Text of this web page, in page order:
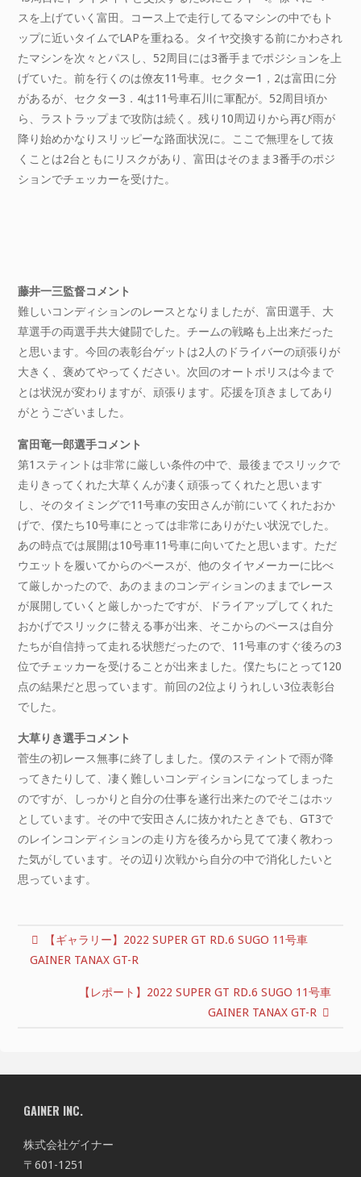
スを上げていく富田。コース上で走行してるマシンの中でもト
ップに近いタイムでLAPを重ねる。タイヤ交換する前にかわされ
たマシンを次々とパスし、52周目には3番手までポジションを上
げていた。前を行くのは僚友11号車。セクター1，2は富田に分
があるが、セクター3．4は11号車石川に軍配が。52周目頃か
ら、ラストラップまで攻防は続く。残り10周辺りから再び雨が
降り始めかなりスリッピーな路面状況に。ここで無理をして抜
くことは2台ともにリスクがあり、富田はそのまま3番手のポジ
ションでチェッカーを受けた。
藤井一三監督コメント
難しいコンディションのレースとなりましたが、富田選手、大
草選手の両選手共大健闘でした。チームの戦略も上出来だった
と思います。今回の表彰台ゲットは2人のドライバーの頑張りが
大きく、褒めてやってください。次回のオートポリスは今まで
とは状況が変わりますが、頑張ります。応援を頂きましてあり
がとうございました。
富田竜一郎選手コメント
第1スティントは非常に厳しい条件の中で、最後までスリックで
走りきってくれた大草くんが凄く頑張ってくれたと思います
し、そのタイミングで11号車の安田さんが前にいてくれたおか
げで、僕たち10号車にとっては非常にありがたい状況でした。
あの時点では展開は10号車11号車に向いてたと思います。ただ
ウエットを履いてからのペースが、他のタイヤメーカーに比べ
て厳しかったので、あのままのコンディションのままでレース
が展開していくと厳しかったですが、ドライアップしてくれた
おかげでスリックに替える事が出来、そこからのペースは自分
たちが自信持って走れる状態だったので、11号車のすぐ後ろの3
位でチェッカーを受けることが出来ました。僕たちにとって120
点の結果だと思っています。前回の2位よりうれしい3位表彰台
でした。
大草りき選手コメント
菅生の初レース無事に終了しました。僕のスティントで雨が降
ってきたりして、凄く難しいコンディションになってしまった
のですが、しっかりと自分の仕事を遂行出来たのでそこはホッ
としています。その中で安田さんに抜かれたときでも、GT3で
のレインコンディションの走り方を後ろから見てて凄く教わっ
た気がしています。その辺り次戦から自分の中で消化したいと
思っています。
【ギャラリー】2022 SUPER GT RD.6 SUGO 11号車
GAINER TANAX GT-R
【レポート】2022 SUPER GT RD.6 SUGO 11号車
GAINER TANAX GT-R
GAINER INC.
株式会社ゲイナー
〒601-1251